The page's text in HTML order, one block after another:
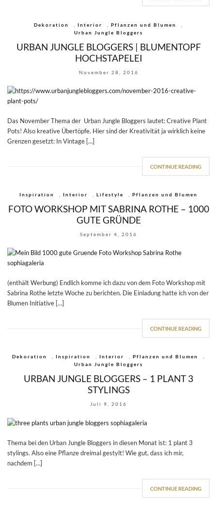
Dekoration Interior Pflanzen und Blumen
Urban Jungle Bloggers
URBAN JUNGLE BLOGGERS | BLUMENTOPF
HOCHSTAPELEI
November 28, 2016
Das November Thema der Urban Jungle Bloggers lautet: Creative Plant
Pots! Also kreative Übertöpfe. Hier sind der Kreativität ja wirklich keine
Grenzen gesetzt: In Vintage […]
CONTINUE READING
Inspiration Interior Lifestyle Pflanzen und Blumen
FOTO WORKSHOP MIT SABRINA ROTHE – 1000
GUTE GRÜNDE
September 4, 2016
(enthält Werbung) Endlich komme ich dazu von dem Foto Workshop mit
Sabrina Rothe letzte Woche zu berichten. Die Einladung hatte ich von der
Blumen Initiative […]
CONTINUE READING
Dekoration Inspiration Interior Pflanzen und Blumen
Urban Jungle Bloggers
URBAN JUNGLE BLOGGERS – 1 PLANT 3
STYLINGS
Juli 9, 2016
Thema bei den Urban Jungle Bloggers in diesen Monat ist: 1 plant 3
stylings. Also eine Pflanze dreimal gestylt! Wie gut, dass ich mir,
nachdem […]
CONTINUE READING